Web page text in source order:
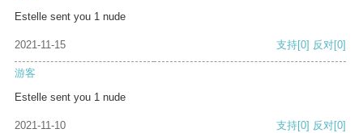
Estelle sent you 1 nude
2021-11-15 支持[0] 反对[0]
游客
Estelle sent you 1 nude
2021-11-10 支持[0] 反对[0]